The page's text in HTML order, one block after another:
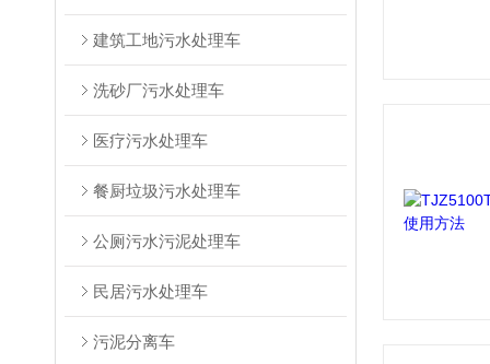
建筑工地污水处理车
洗砂厂污水处理车
医疗污水处理车
餐厨垃圾污水处理车
公厕污水污泥处理车
民居污水处理车
污泥分离车